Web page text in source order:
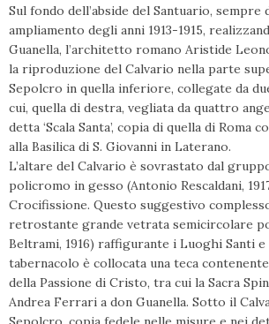
Sul fondo dell’abside del Santuario,
ampliamento degli anni 1913-1915,
Guanella, l’architetto romano Aristide
la riproduzione del Calvario nella parte
Sepolcro in quella inferiore, collegate da
cui, quella di destra, vegliata da quattro
detta ‘Scala Santa’, copia di quella di Roma
alla Basilica di S. Giovanni in Laterano.
L’altare del Calvario è sovrastato dal
policromo in gesso (Antonio Rescaldani,
Crocifissione. Questo suggestivo
retrostante grande vetrata semicircolare
Beltrami, 1916) raffigurante i Luoghi Santi
tabernacolo è collocata una teca
della Passione di Cristo, tra cui la Sacra
Andrea Ferrari a don Guanella. Sotto il